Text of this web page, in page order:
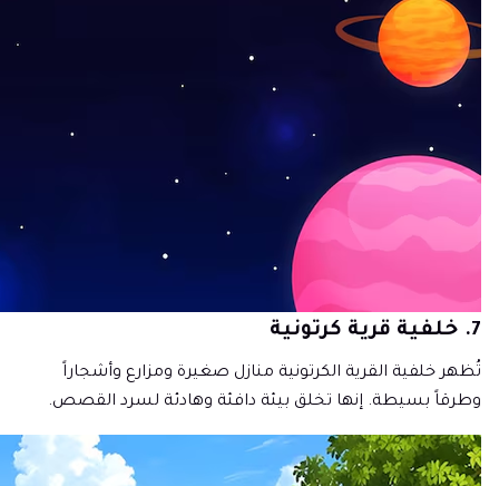
7. خلفية قرية كرتونية
تُظهر خلفية القرية الكرتونية منازل صغيرة ومزارع وأشجاراً
وطرقاً بسيطة. إنها تخلق بيئة دافئة وهادئة لسرد القصص.